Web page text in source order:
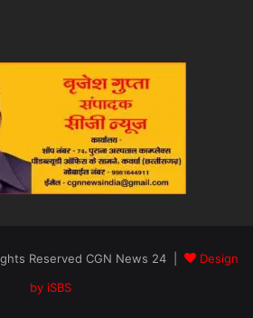
Reserved CGN News 24 |
Design
by iSBS